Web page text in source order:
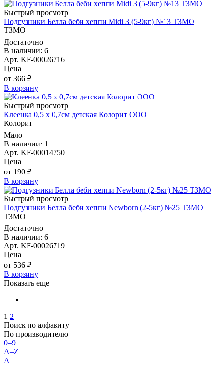
Быстрый просмотр
Подгузники Белла беби хеппи Midi 3 (5-9кг) №13 ТЗМО
ТЗМО
Достаточно
В наличии: 6
Арт. KF-00026716
Цена
от 366 ₽
В корзину
Быстрый просмотр
Клеенка 0,5 х 0,7см детская Колорит ООО
Колорит
Мало
В наличии: 1
Арт. KF-00014750
Цена
от 190 ₽
В корзину
Быстрый просмотр
Подгузники Белла беби хеппи Newborn (2-5кг) №25 ТЗМО
ТЗМО
Достаточно
В наличии: 6
Арт. KF-00026719
Цена
от 536 ₽
В корзину
Показать еще
1 2
Поиск по алфавиту
По производителю
0–9
A–Z
А